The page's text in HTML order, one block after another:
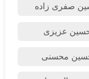
صفری زاده
عزیزی
محسنی